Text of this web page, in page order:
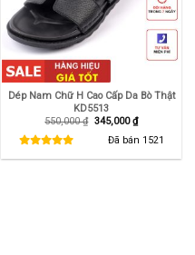
Dép Nam Chữ H Cao Cấp Da Bò Thật
KD5513
550,000₫ Giá
550,000 ₫.
345,000₫Giá
hiện
tại
là:
345,000 ₫.
Đã bán 1521